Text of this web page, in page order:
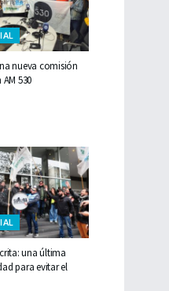
nueva comisión
530
una última
para evitar el